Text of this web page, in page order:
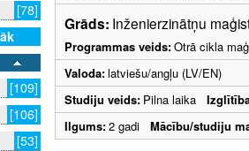
[78]
[109]
[106]
[53]
Grāds: Inženierzinātņu
Programmas veids:Otrā cikla
Valoda:latviešu/angļu (LV/EN)
Studiju veids: Pilna laika
Ilgums:2 gadi Mācību/studiju